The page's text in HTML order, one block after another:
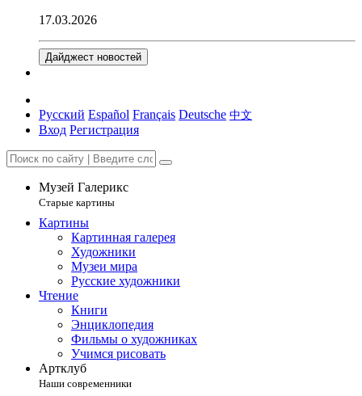
17.03.2026
Дайджест новостей
Русский Español Français Deutsche 中文
Вход Регистрация
Музей Галерикс
Старые картины
Картины
Картинная галерея
Художники
Музеи мира
Русские художники
Чтение
Книги
Энциклопедия
Фильмы о художниках
Учимся рисовать
Артклуб
Наши современники